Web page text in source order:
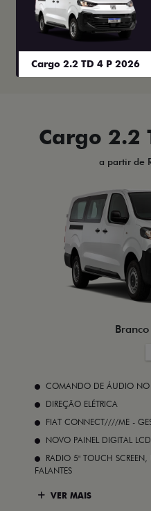
Cargo 2.2 TD 4 P 2026
Cargo 2.2
a partir de
COMANDO DE ÁUDIO NO
DIREÇÃO ELÉTRICA
FIAT CONNECT////ME -
NOVO PAINEL DIGITAL LCD
RADIO 5" TOUCH
FALANTES
VER MAIS